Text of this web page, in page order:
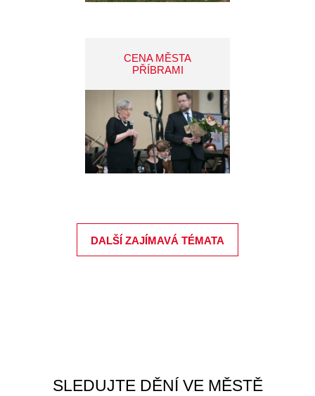
CENA MĚSTA
PŘÍBRAMI
DALŠÍ ZAJÍMAVÁ TÉMATA
SLEDUJTE DĚNÍ VE MĚSTĚ